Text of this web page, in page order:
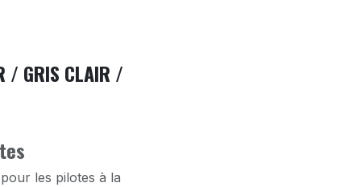
/ GRIS CLAIR /
les pilotes à la